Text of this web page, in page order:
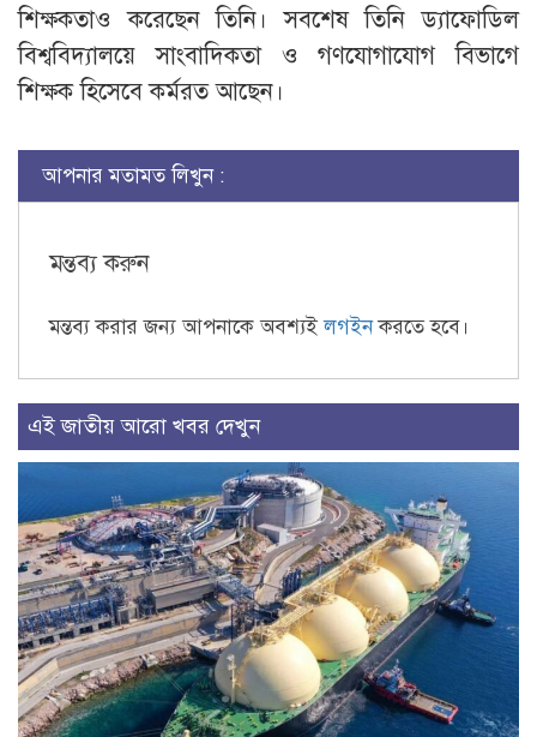
শিক্ষকতাও করেছেন তিনি। সবশেষ তিনি ড্যাফোডিল
বিশ্ববিদ্যালয়ে সাংবাদিকতা ও গণযোগাযোগ বিভাগে
শিক্ষক হিসেবে কর্মরত আছেন।
আপনার মতামত লিখুন :
মন্তব্য করুন
মন্তব্য করার জন্য আপনাকে অবশ্যইলগইনকরতে হবে।
এই জাতীয় আরো খবর দেখুন